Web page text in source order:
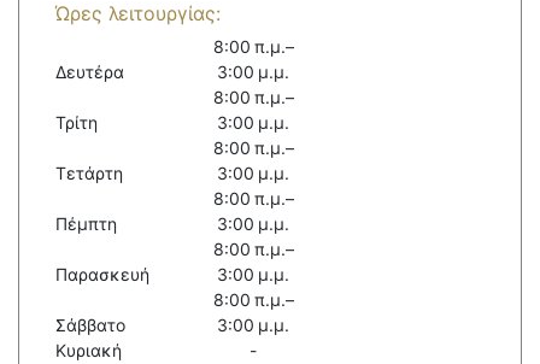
Ώρες λειτουργίας:
Δευτέρα
8:00 π.μ.–
3:00 μ.μ.
Τρίτη
8:00 π.μ.–
3:00 μ.μ.
Τετάρτη
8:00 π.μ.–
3:00 μ.μ.
Πέμπτη
8:00 π.μ.–
3:00 μ.μ.
Παρασκευή
8:00 π.μ.–
3:00 μ.μ.
Σάββατο
8:00 π.μ.–
3:00 μ.μ.
Κυριακή
-